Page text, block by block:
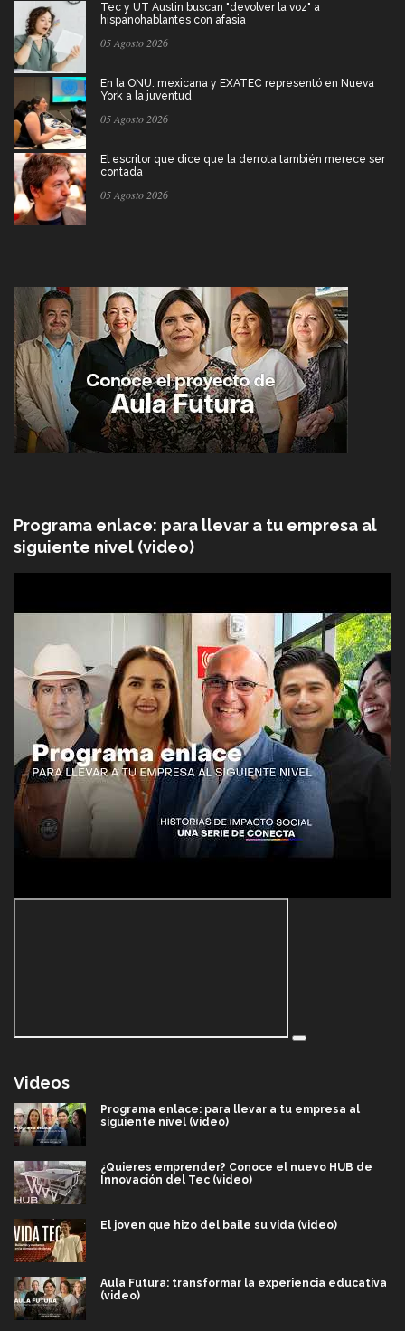
Tec y UT Austin buscan "devolver la voz" a
hispanohablantes con afasia
05 Agosto 2026
En la ONU: mexicana y EXATEC representó en Nueva
York a la juventud
05 Agosto 2026
El escritor que dice que la derrota también merece ser
contada
05 Agosto 2026
Programa enlace: para llevar a tu empresa al
siguiente nivel (video)
Videos
Programa enlace: para llevar a tu empresa al
siguiente nivel (video)
¿Quieres emprender? Conoce el nuevo HUB de
Innovación del Tec (video)
El joven que hizo del baile su vida (video)
Aula Futura: transformar la experiencia educativa
(video)